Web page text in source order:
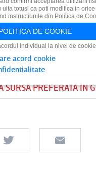
2026
SURSĂ PREFERATĂ ÎN
totusi ca poti modifica in orice
instructiunile din Politica de
DE COOKIE
individual la nivel de
acord cookie